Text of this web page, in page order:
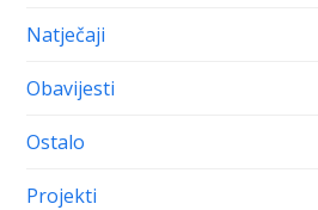
Natječaji
Obavijesti
Ostalo
Projekti